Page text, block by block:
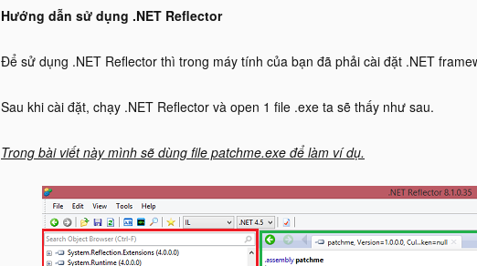
Hướng dẫn sử dụng .NET Reflector
Để sử dụng .NET Reflector thì trong máy tính của bạn đã phải cài đặt .NET
Sau khi cài đặt, chạy .NET Reflector và open 1 file .exe ta sẽ thấy như sau.
Trong bài viết này mình sẽ dùng file patchme.exe để làm ví dụ.